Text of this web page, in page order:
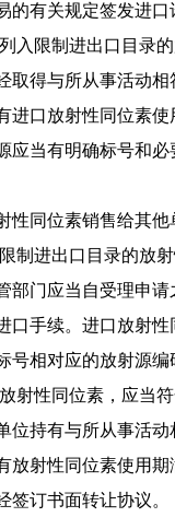
的有关规定签发进口
入限制进出口目录
取得与所从事活动相
进口放射性同位素
应当有明确标号和必
性同位素销售给其
制进出口目录的放
部门应当自受理申
口手续。进口放射性
号相对应的放射源编
射性同位素，应当符
位持有与所从事活动
放射性同位素使用期
签订书面转让协议。